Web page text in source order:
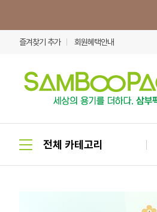
즐겨찾기 추가 회원혜택안내